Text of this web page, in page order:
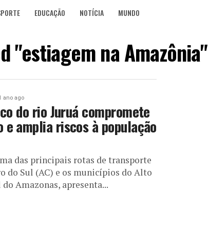
EDUCAÇÃO NOTÍCIA MUNDO
"estiagem na Amazônia"
ano ago
do rio Juruá compromete
e amplia riscos à população
das principais rotas de transporte
do Sul (AC) e os municípios do Alto
do Amazonas, apresenta...